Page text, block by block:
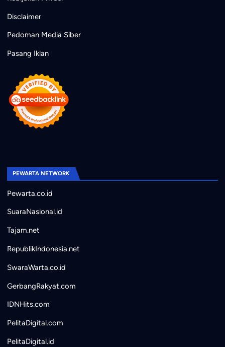
Disclaimer
Pedoman Media Siber
Pasang Iklan
PEWARTA NETWORK
Pewarta.co.id
SuaraNasional.id
Tajam.net
RepublikIndonesia.net
SwaraWarta.co.id
GerbangRakyat.com
IDNHits.com
PelitaDigital.com
PelitaDigital.id